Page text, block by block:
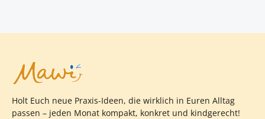
Holt Euch neue Praxis-Ideen, die wirklich in Euren Alltag
passen – jeden Monat kompakt, konkret und kindgerecht!